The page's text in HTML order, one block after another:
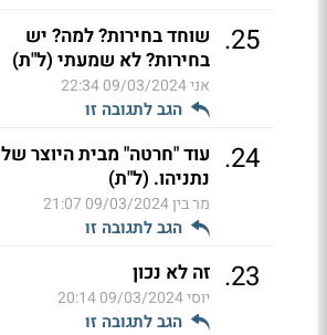
25
. שוחד בחירות? למה? יש
בחירות? לא שמעתי (ל"ת)
אני09/03/2024 22:34
הגב לתגובה זו
24
. עוד "חרטה" מבית היוצר של
נתניהו. (ל"ת)
מר בין09/03/2024 21:07
הגב לתגובה זו
23
. זה לא נכון
יוסי09/03/2024 20:14
הגב לתגובה זו